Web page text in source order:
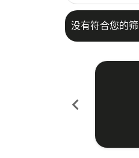
没有符合您的
chevron_left